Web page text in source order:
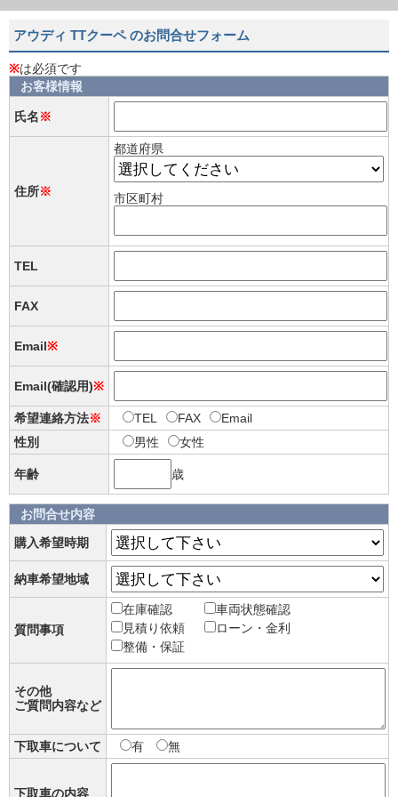
アウディ TTクーペ のお問合せフォーム
※は必須です
お客様情報
氏名※
住所※
都道府県
市区町村
TEL
FAX
Email※
Email(確認用)※
希望連絡方法※ TEL FAX
Email
性別
男性 女性
年齢 歳
お問合せ内容
購入希望時期
納車希望地域
質問事項
在庫確認
車両状態確認
見積り依頼
ローン・金利
整備・保証
その他
ご質問内容など
下取車について 有 無
下取車の内容